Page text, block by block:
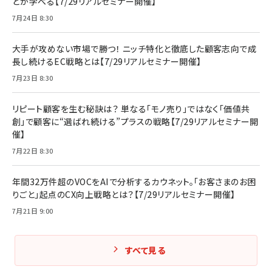
7月24日 8:30
大手が攻めない市場で勝つ！ ニッチ特化と徹底した顧客志向で成
長し続けるEC戦略とは【7/29リアルセミナー開催】
7月23日 8:30
リピート顧客を生む秘訣は？ 単なる「モノ売り」ではなく「価値共
創」で顧客に“選ばれ続ける”プラスの戦略【7/29リアルセミナー開
催】
7月22日 8:30
年間32万件超のVOCをAIで分析するカウネット。「お客さまのお困
りごと」起点のCX向上戦略とは？【7/29リアルセミナー開催】
7月21日 9:00
すべて見る